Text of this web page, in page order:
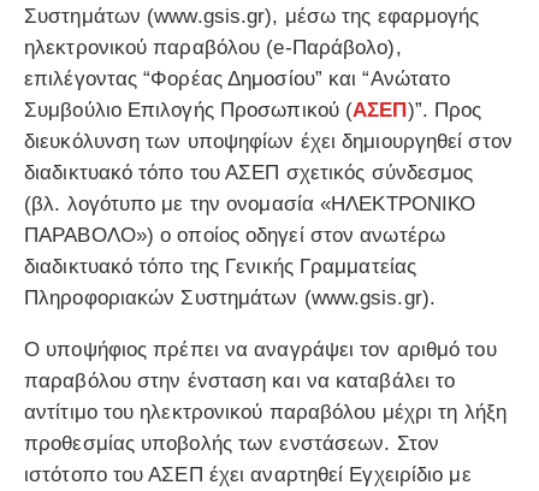
Συστημάτων (www.gsis.gr), μέσω της εφαρμογής
ηλεκτρονικού παραβόλου (e-Παράβολο),
επιλέγοντας “Φορέας Δημοσίου” και “Ανώτατο
Συμβούλιο Επιλογής Προσωπικού (ΑΣΕΠ)”. Προς
διευκόλυνση των υποψηφίων έχει δημιουργηθεί στον
διαδικτυακό τόπο του ΑΣΕΠ σχετικός σύνδεσμος
(βλ. λογότυπο με την ονομασία «ΗΛΕΚΤΡΟΝΙΚΟ
ΠΑΡΑΒΟΛΟ») ο οποίος οδηγεί στον ανωτέρω
διαδικτυακό τόπο της Γενικής Γραμματείας
Πληροφοριακών Συστημάτων (www.gsis.gr).
Ο υποψήφιος πρέπει να αναγράψει τον αριθμό του
παραβόλου στην ένσταση και να καταβάλει το
αντίτιμο του ηλεκτρονικού παραβόλου μέχρι τη λήξη
προθεσμίας υποβολής των ενστάσεων. Στον
ιστότοπο του ΑΣΕΠ έχει αναρτηθεί Εγχειρίδιο με